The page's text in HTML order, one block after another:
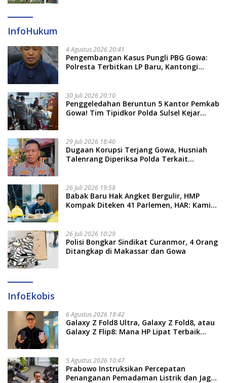
InfoHukum
4 Agustus 2026 20:41
Pengembangan Kasus Pungli PBG Gowa:
Polresta Terbitkan LP Baru, Kantongi
30 Juli 2026 20:10
Penggeledahan Beruntun 5 Kantor Pemkab
Gowa! Tim Tipidkor Polda Sulsel Kejar
29 Juli 2026 18:40
Dugaan Korupsi Terjang Gowa, Husniah
Talenrang Diperiksa Polda Terkait
26 Juli 2026 19:58
​Babak Baru Hak Angket Bergulir, HMP
Kompak Diteken 41 Parlemen, HAR: Kami
26 Juli 2026 10:29
Polisi Bongkar Sindikat Curanmor, 4 Orang
Ditangkap di Makassar dan Gowa
InfoEkobis
6 Agustus 2026 18:42
Galaxy Z Fold8 Ultra, Galaxy Z Fold8, atau
Galaxy Z Flip8: Mana HP Lipat Terbaik
5 Agustus 2026 10:47
Prabowo Instruksikan Percepatan
Penanganan Pemadaman Listrik dan Jaga